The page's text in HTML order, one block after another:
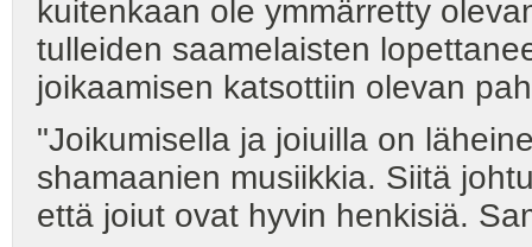
kuitenkaan ole ymmärretty
tulleiden saamelaisten
joikaamisen katsottiin olevan
"Joikumisella ja joiuilla on
shamaanien musiikkia. Siitä
että joiut ovat hyvin henkisiä.